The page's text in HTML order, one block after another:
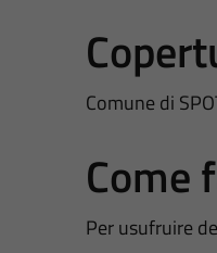
Comune di
Come
Per usufruire